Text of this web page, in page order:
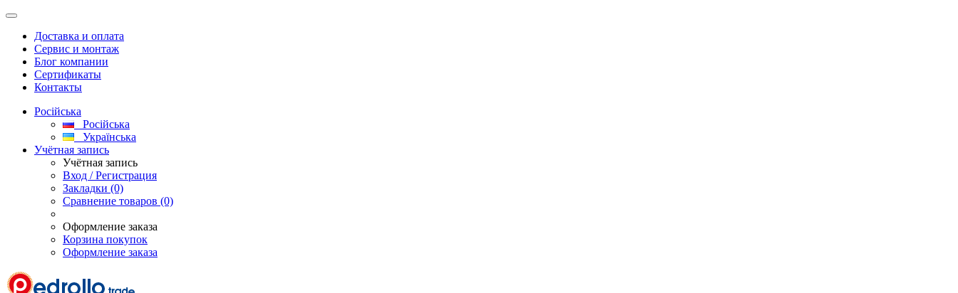
Доставка и оплата
Сервис и монтаж
Блог компании
Сертификаты
Контакты
Російська
Російська
Українська
Учётная запись
Учётная запись
Вход / Регистрация
Закладки (0)
Сравнение товаров (0)
Оформление заказа
Корзина покупок
Оформление заказа